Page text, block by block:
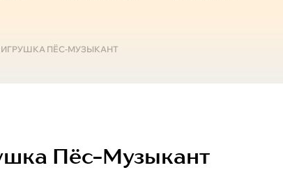
ИГРУШКА ПЁС-МУЗЫКАНТ
Пёс-Музыкант